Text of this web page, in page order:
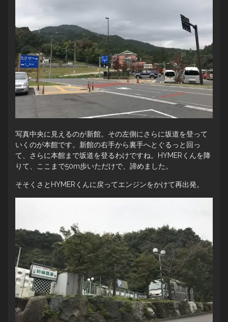
写真中央に見えるのが新館。その左側にさらに坂道を登って
いくのが本館です。新館の右手から裏手へとぐるっと回っ
て、さらに本館まで坂道を登るわけですね。HYMERくんを降
りて、ここまで50m歩いただけで、諦めました。
そそくさとHYMERくんに戻ってエンジンをかけて再出発。